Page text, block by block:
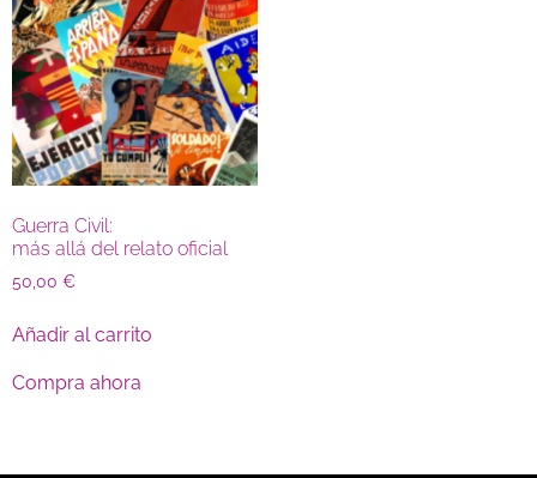
Guerra Civil:
más allá del relato oficial
50,00 €
Añadir al carrito
Compra ahora